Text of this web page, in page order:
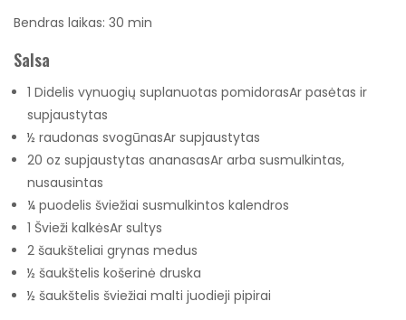
Bendras laikas: 30 minutės
min
Salsa
1 Didelis vynuogių suplanuotas pomidorasAr pasėtas ir
supjaustytas
½ raudonas svogūnasAr supjaustytas
20 oz supjaustytas ananasasAr arba susmulkintas,
nusausintas
¼ puodelis šviežiai susmulkintos kalendros
1 Švieži kalkėsAr sultys
2 šaukšteliai grynas medus
½ šaukštelis košerinė druska
½ šaukštelis šviežiai malti juodieji pipirai